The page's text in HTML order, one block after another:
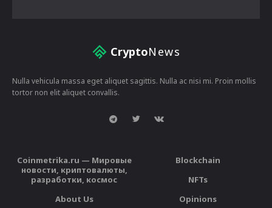
CryptoNews
Nulla vehicula massa eget aliquet sagittis. Nulla ac nisi mi. Proin mollis
tortor non elit aliquet convallis.
Coinmetrika.ru — Мировые
новости, криптовалюты,
разработки, космос
About Us
Blockchain
NFTs
Opinions